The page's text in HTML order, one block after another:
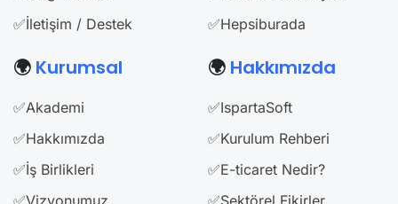
✅İletişim / Destek
✅Hepsiburada
🌍 Kurumsal
✅Akademi
✅Hakkımızda
✅İş Birlikleri
✅Vizyonumuz
🌍 Hakkımızda
✅IspartaSoft
✅Kurulum Rehberi
✅E-ticaret Nedir?
✅Sektörel Fikirler